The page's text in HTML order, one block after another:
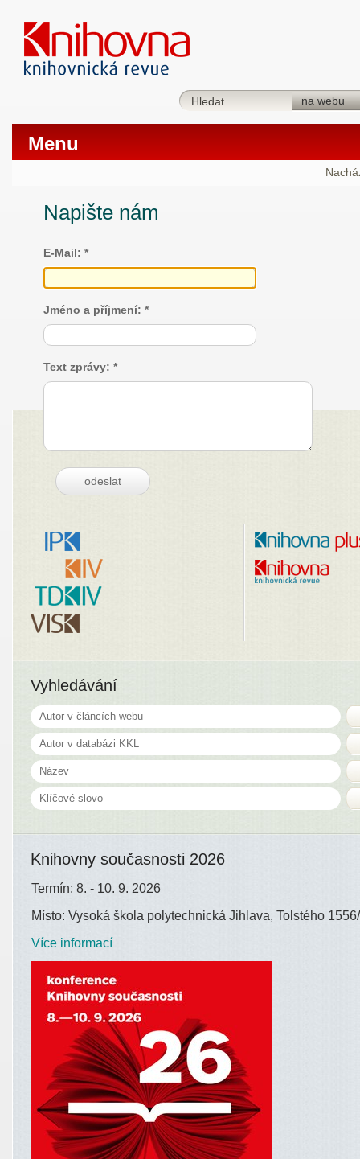
Menu
Napište nám
E-Mail: *
Jméno a příjmení: *
Text zprávy: *
Vyhledávání
Knihovny současnosti 2026
Termín: 8. - 10. 9. 2026
Místo: Vysoká škola polytechnická Jihlava, Tolstého
Více informací